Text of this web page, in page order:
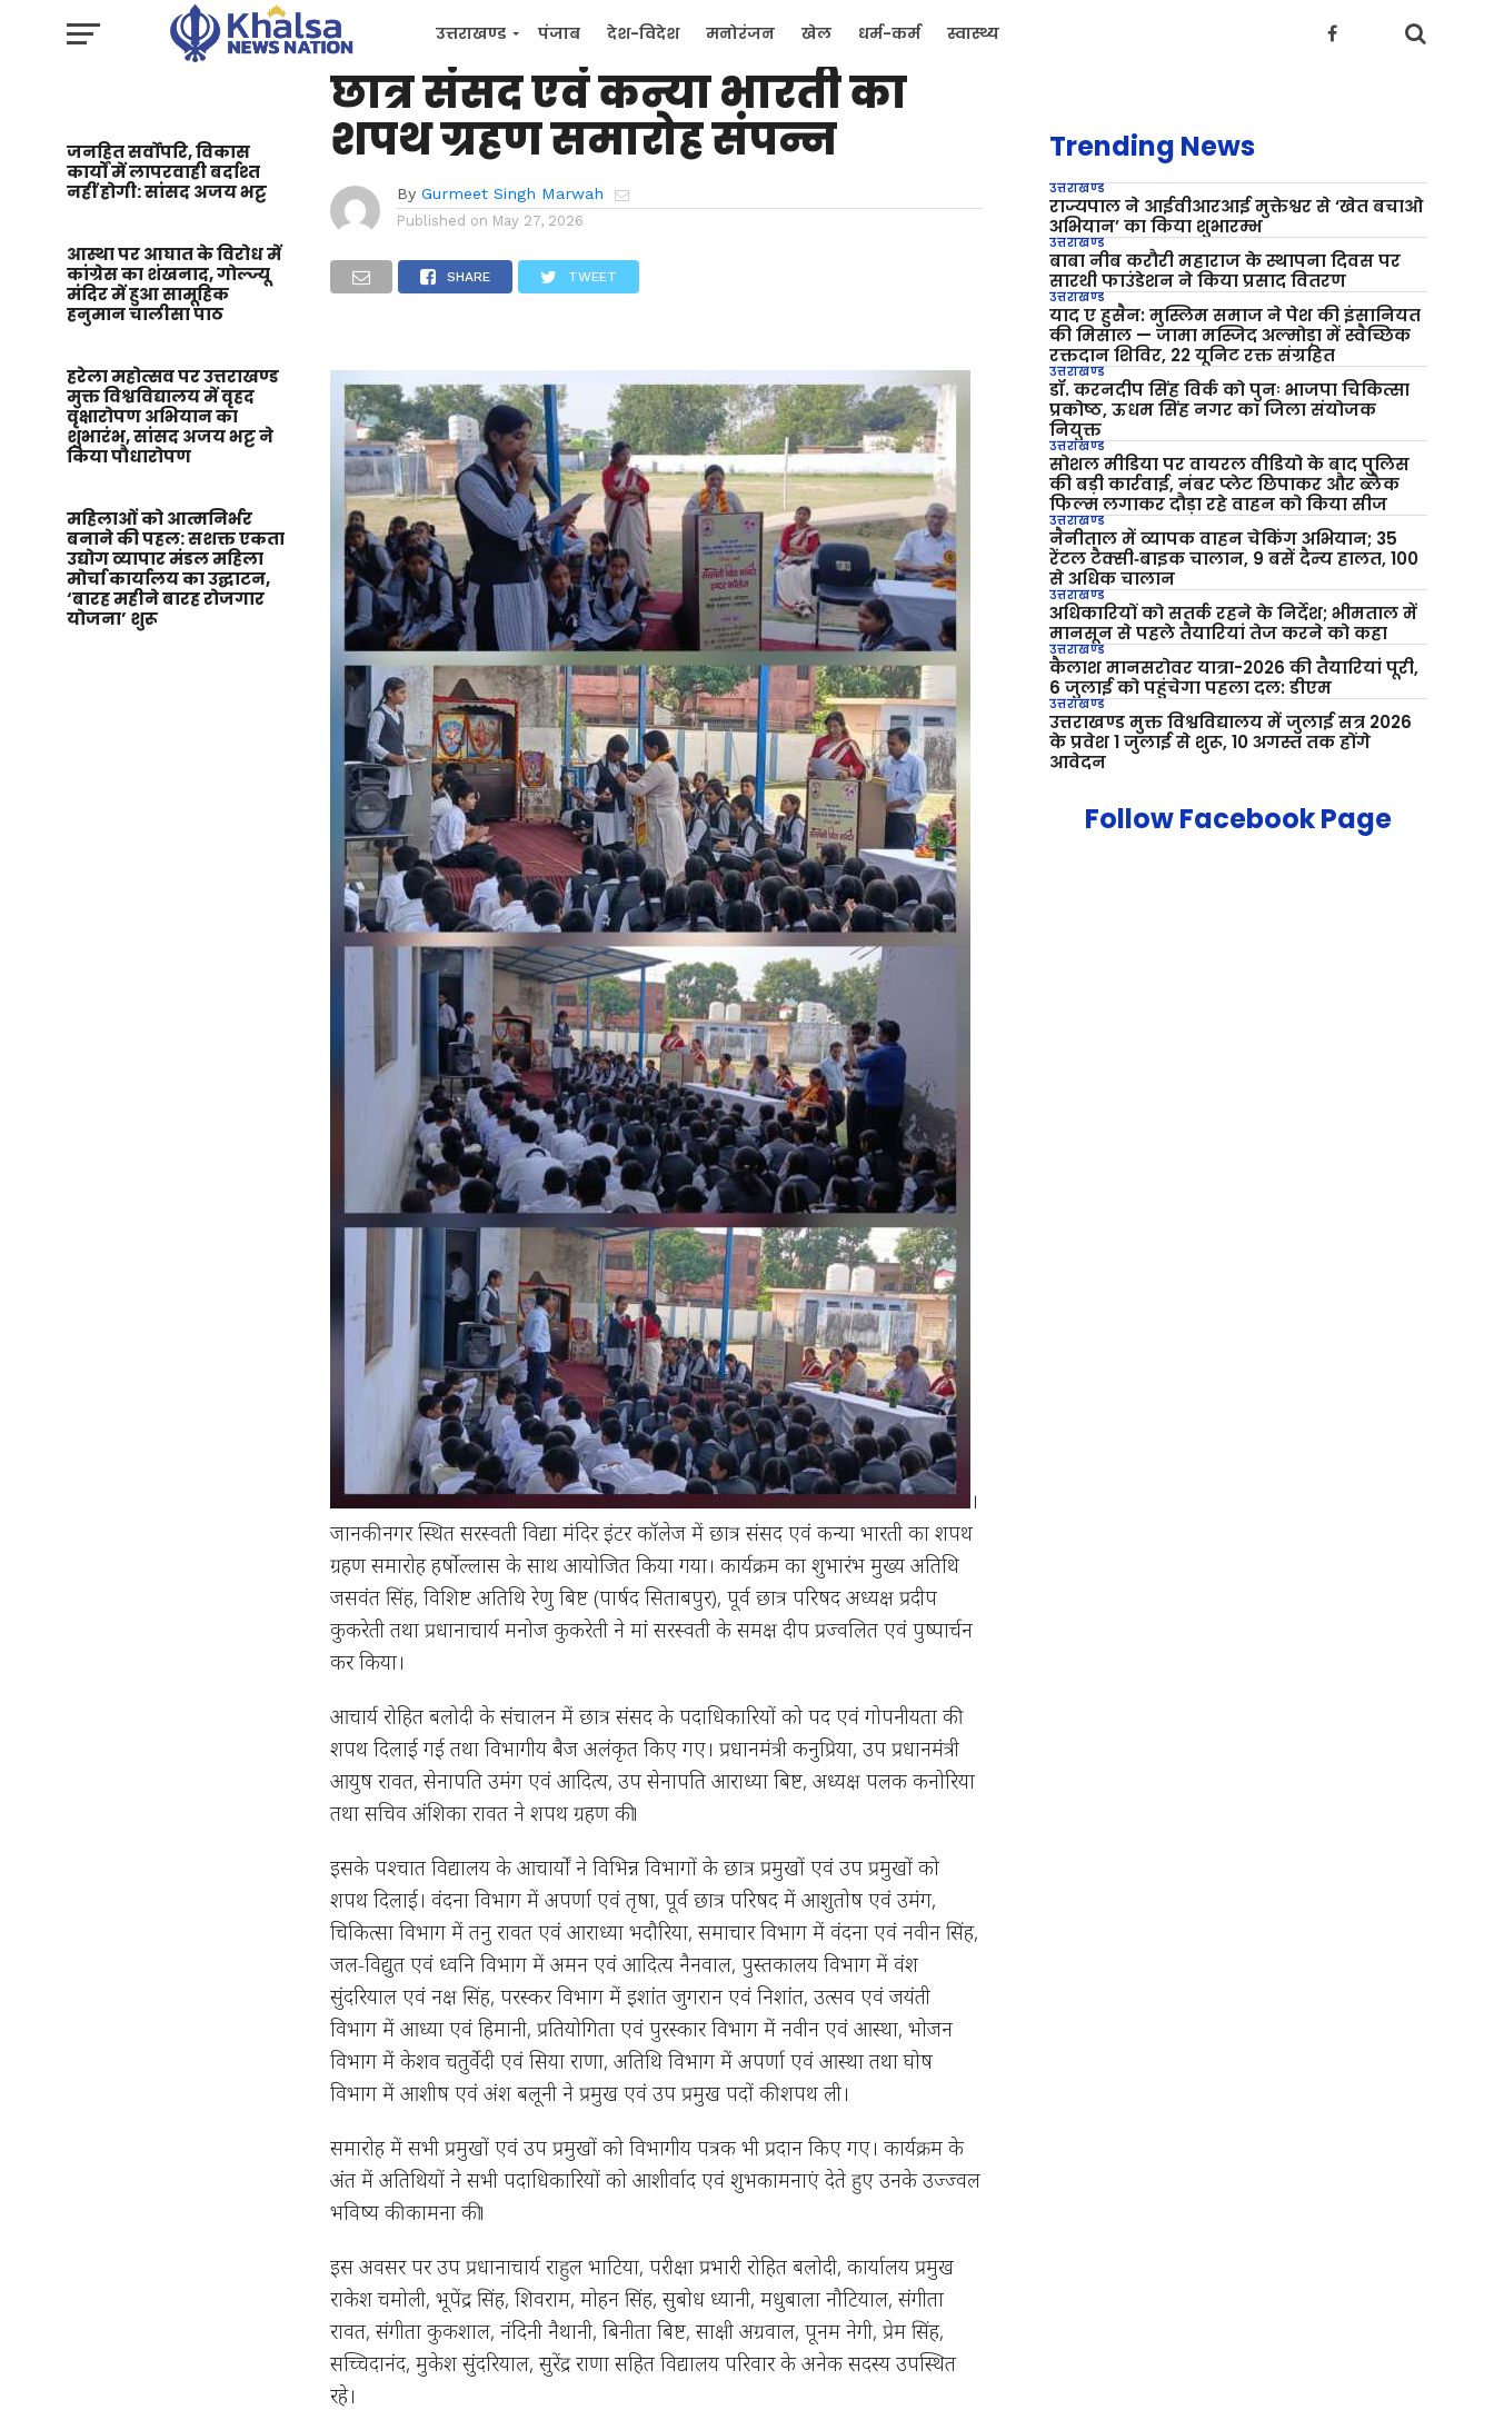
उत्तराखण्ड पंजाब देश-विदेश मनोरंजन खेल धर्म-कर्म स्वास्थ्य
प्रशासनिक जन मुद्दे
जनहित सर्वोपरि, विकास
कार्यों में लापरवाही बर्दाश्त
नहीं होगी: सांसद अजय भट्ट
आस्था पर आघात के विरोध में
कांग्रेस का शंखनाद, गोल्ज्यू
मंदिर में हुआ सामूहिक
हनुमान चालीसा पाठ
हरेला महोत्सव पर उत्तराखण्ड
मुक्त विश्वविद्यालय में वृहद
वृक्षारोपण अभियान का
शुभारंभ, सांसद अजय भट्ट ने
किया पौधारोपण
महिलाओं को आत्मनिर्भर
बनाने की पहल: सशक्त एकता
उद्योग व्यापार मंडल महिला
मोर्चा कार्यालय का उद्घाटन,
‘बारह महीने बारह रोजगार
योजना’ शुरू
सरस्वती विद्या मंदिर इंटर कॉलेज में
छात्र संसद एवं कन्या भारती का
शपथ ग्रहण समारोह संपन्न
By Gurmeet Singh Marwah
Published on May 27, 2026
SHARE TWEET
।
जानकी नगर स्थित सरस्वती विद्या मंदिर इंटर कॉलेज में छात्र संसद एवं कन्या भारती का शपथ
ग्रहण समारोह हर्षोल्लास के साथ आयोजित किया गया। कार्यक्रम का शुभारंभ मुख्य अतिथि
जसवंत सिंह, विशिष्ट अतिथि रेणु बिष्ट (पार्षद सिताबपुर), पूर्व छात्र परिषद अध्यक्ष प्रदीप
कुकरेती तथा प्रधानाचार्य मनोज कुकरेती ने मां सरस्वती के समक्ष दीप प्रज्वलित एवं पुष्पार्चन
कर किया।
आचार्य रोहित बलोदी के संचालन में छात्र संसद के पदाधिकारियों को पद एवं गोपनीयता की
शपथ दिलाई गई तथा विभागीय बैज अलंकृत किए गए। प्रधानमंत्री कनुप्रिया, उप प्रधानमंत्री
आयुष रावत, सेनापति उमंग एवं आदित्य, उप सेनापति आराध्या बिष्ट, अध्यक्ष पलक कनोरिया
तथा सचिव अंशिका रावत ने शपथ ग्रहण की।
इसके पश्चात विद्यालय के आचार्यों ने विभिन्न विभागों के छात्र प्रमुखों एवं उप प्रमुखों को
शपथ दिलाई। वंदना विभाग में अपर्णा एवं तृषा, पूर्व छात्र परिषद में आशुतोष एवं उमंग,
चिकित्सा विभाग में तनु रावत एवं आराध्या भदौरिया, समाचार विभाग में वंदना एवं नवीन सिंह,
जल-विद्युत एवं ध्वनि विभाग में अमन एवं आदित्य नैनवाल, पुस्तकालय विभाग में वंश
सुंदरियाल एवं नक्ष सिंह, परस्कर विभाग में इशांत जुगरान एवं निशांत, उत्सव एवं जयंती
विभाग में आध्या एवं हिमानी, प्रतियोगिता एवं पुरस्कार विभाग में नवीन एवं आस्था, भोजन
विभाग में केशव चतुर्वेदी एवं सिया राणा, अतिथि विभाग में अपर्णा एवं आस्था तथा घोष
विभाग में आशीष एवं अंश बलूनी ने प्रमुख एवं उप प्रमुख पदों की शपथ ली।
समारोह में सभी प्रमुखों एवं उप प्रमुखों को विभागीय पत्रक भी प्रदान किए गए। कार्यक्रम के
अंत में अतिथियों ने सभी पदाधिकारियों को आशीर्वाद एवं शुभकामनाएं देते हुए उनके उज्ज्वल
भविष्य की कामना की।
इस अवसर पर उप प्रधानाचार्य राहुल भाटिया, परीक्षा प्रभारी रोहित बलोदी, कार्यालय प्रमुख
राकेश चमोली, भूपेंद्र सिंह, शिवराम, मोहन सिंह, सुबोध ध्यानी, मधुबाला नौटियाल, संगीता
रावत, संगीता कुकशाल, नंदिनी नैथानी, बिनीता बिष्ट, साक्षी अग्रवाल, पूनम नेगी, प्रेम सिंह,
सच्चिदानंद, मुकेश सुंदरियाल, सुरेंद्र राणा सहित विद्यालय परिवार के अनेक सदस्य उपस्थित
रहे।
Trending News
उत्तराखण्ड
राज्यपाल ने आईवीआरआई मुक्तेश्वर से ‘खेत बचाओ
अभियान’ का किया शुभारम्भ
उत्तराखण्ड
बाबा नीब करौरी महाराज के स्थापना दिवस पर
सारथी फाउंडेशन ने किया प्रसाद वितरण
उत्तराखण्ड
याद ए हुसैन: मुस्लिम समाज ने पेश की इंसानियत
की मिसाल — जामा मस्जिद अल्मोड़ा में स्वैच्छिक
रक्तदान शिविर, 22 यूनिट रक्त संग्रहित
उत्तराखण्ड
डॉ. करनदीप सिंह विर्क को पुनः भाजपा चिकित्सा
प्रकोष्ठ, ऊधम सिंह नगर का जिला संयोजक
नियुक्त
उत्तराखण्ड
सोशल मीडिया पर वायरल वीडियो के बाद पुलिस
की बड़ी कार्रवाई, नंबर प्लेट छिपाकर और ब्लैक
फिल्म लगाकर दौड़ा रहे वाहन को किया सीज
उत्तराखण्ड
नैनीताल में व्यापक वाहन चेकिंग अभियान; 35
रेंटल टैक्सी‑बाइक चालान, 9 बसें दैन्य हालत, 100
से अधिक चालान
उत्तराखण्ड
अधिकारियों को सतर्क रहने के निर्देश; भीमताल में
मानसून से पहले तैयारियां तेज करने को कहा
उत्तराखण्ड
कैलाश मानसरोवर यात्रा-2026 की तैयारियां पूरी,
6 जुलाई को पहुंचेगा पहला दल: डीएम
उत्तराखण्ड
उत्तराखण्ड मुक्त विश्वविद्यालय में जुलाई सत्र 2026
के प्रवेश 1 जुलाई से शुरू, 10 अगस्त तक होंगे
आवेदन
Follow Facebook Page